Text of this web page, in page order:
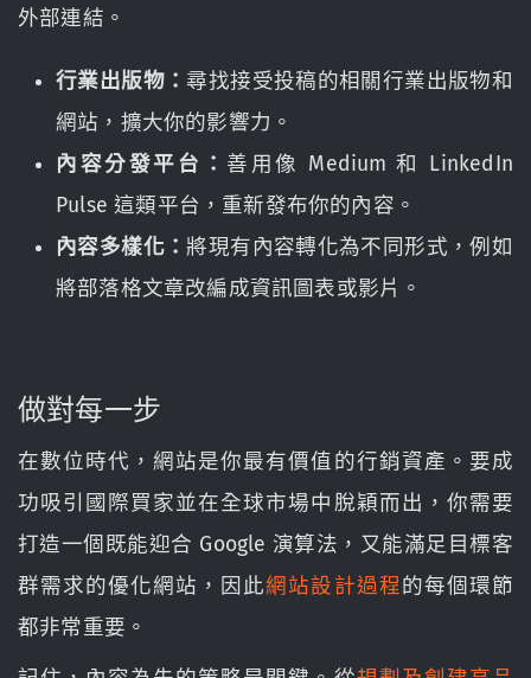
外部連結。
行業出版物：尋找接受投稿的相關行業出版物和
網站，擴大你的影響力。
內容分發平台： 善用像 Medium 和 LinkedIn
Pulse 這類平台，重新發布你的內容。
內容多樣化：將現有內容轉化為不同形式，例如
將部落格文章改編成資訊圖表或影片。
做對每一步
在數位時代，網站是你最有價值的行銷資產。要成
功吸引國際買家並在全球市場中脫穎而出，你需要
打造一個既能迎合 Google 演算法，又能滿足目標客
群需求的優化網站，因此網站設計過程的每個環節
都非常重要。